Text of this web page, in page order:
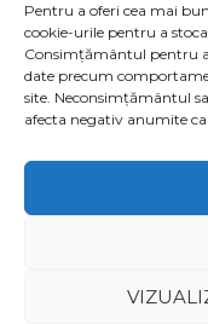
Pentru a oferi cea mai
cookie-urile pentru a
Consimțământul pentru
date precum
site. Neconsimțământul
afecta negativ anumite